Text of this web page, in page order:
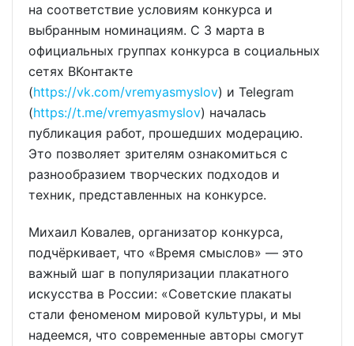
на соответствие условиям конкурса и
выбранным номинациям. С 3 марта в
официальных группах конкурса в социальных
сетях ВКонтакте
(https://vk.com/vremyasmyslov) и Telegram
(https://t.me/vremyasmyslov) началась
публикация работ, прошедших модерацию.
Это позволяет зрителям ознакомиться с
разнообразием творческих подходов и
техник, представленных на конкурсе.
Михаил Ковалев, организатор конкурса,
подчёркивает, что «Время смыслов» — это
важный шаг в популяризации плакатного
искусства в России: «Советские плакаты
стали феноменом мировой культуры, и мы
надеемся, что современные авторы смогут